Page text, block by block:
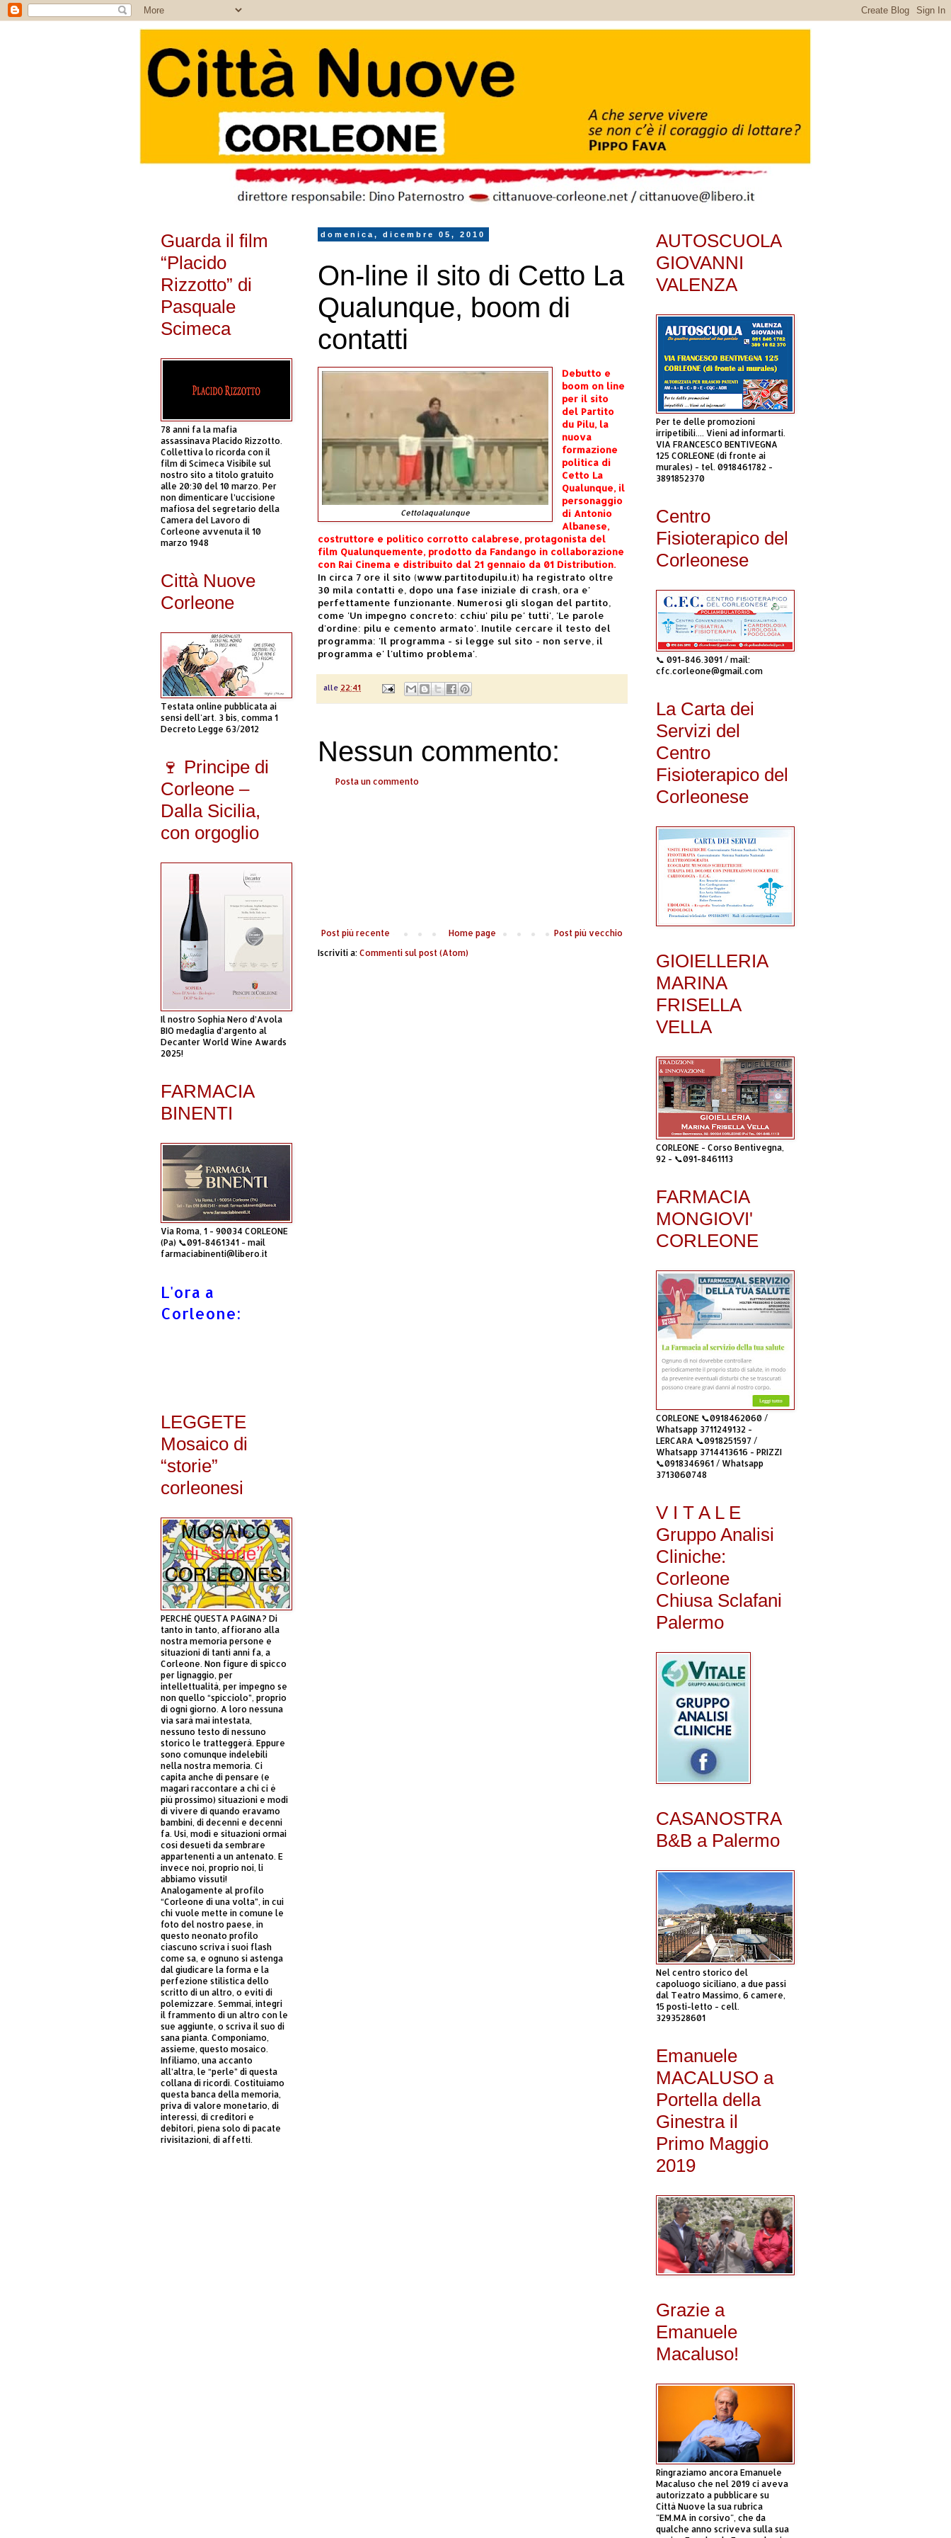
domenica, dicembre 05, 2010
On-line il sito di Cetto La
Qualunque, boom di
contatti
Cettolaqualunque
Debutto e
boom on line
per il sito
del Partito
du Pilu, la
nuova
formazione
politica di
Cetto La
Qualunque, il
personaggio
di Antonio
Albanese,
costruttore e politico corrotto calabrese, protagonista del
film Qualunquemente, prodotto da Fandango in collaborazione
con Rai Cinema e distribuito dal 21 gennaio da 01 Distribution.
In circa 7 ore il sito (www.partitodupilu.it) ha registrato oltre
30 mila contatti e, dopo una fase iniziale di crash, ora e'
perfettamente funzionante. Numerosi gli slogan del partito,
come 'Un impegno concreto: cchiu' pilu pe' tutti', 'Le parole
d'ordine: pilu e cemento armato'. Inutile cercare il testo del
programma: 'Il programma - si legge sul sito - non serve, il
programma e' l'ultimo problema'.
alle 22:41
Nessun commento:
Posta un commento
Post più recente Post più vecchio
Home page
Iscriviti a: Commenti sul post (Atom)
Guarda il film
“Placido
Rizzotto” di
Pasquale
Scimeca
78 anni fa la mafia
assassinava Placido Rizzotto.
Collettiva lo ricorda con il
film di Scimeca Visibile sul
nostro sito a titolo gratuito
alle 20:30 del 10 marzo. Per
non dimenticare l’uccisione
mafiosa del segretario della
Camera del Lavoro di
Corleone avvenuta il 10
marzo 1948
Città Nuove
Corleone
Testata online pubblicata ai
sensi dell'art. 3 bis, comma 1
Decreto Legge 63/2012
🍷 Principe di
Corleone –
Dalla Sicilia,
con orgoglio
Il nostro Sophia Nero d’Avola
BIO medaglia d’argento al
Decanter World Wine Awards
2025!
FARMACIA
BINENTI
Via Roma, 1 - 90034 CORLEONE
(Pa) 📞091-8461341 - mail
farmaciabinenti@libero.it
L'ora a
Corleone:
LEGGETE
Mosaico di
“storie”
corleonesi
PERCHÈ QUESTA PAGINA? Di
tanto in tanto, affiorano alla
nostra memoria persone e
situazioni di tanti anni fa, a
Corleone. Non figure di spicco
per lignaggio, per
intellettualità, per impegno se
non quello “spicciolo”, proprio
di ogni giorno. A loro nessuna
via sarà mai intestata,
nessuno testo di nessuno
storico le tratteggerà. Eppure
sono comunque indelebili
nella nostra memoria. Ci
capita anche di pensare (e
magari raccontare a chi ci è
più prossimo) situazioni e modi
di vivere di quando eravamo
bambini, di decenni e decenni
fa. Usi, modi e situazioni ormai
così desueti da sembrare
appartenenti a un antenato. E
invece noi, proprio noi, li
abbiamo vissuti!
Analogamente al profilo
“Corleone di una volta”, in cui
chi vuole mette in comune le
foto del nostro paese, in
questo neonato profilo
ciascuno scriva i suoi flash
come sa, e ognuno si astenga
dal giudicare la forma e la
perfezione stilistica dello
scritto di un altro, o eviti di
polemizzare. Semmai, integri
il frammento di un altro con le
sue aggiunte, o scriva il suo di
sana pianta. Componiamo,
assieme, questo mosaico.
Infiliamo, una accanto
all’altra, le “perle” di questa
collana di ricordi. Costituiamo
questa banca della memoria,
priva di valore monetario, di
interessi, di creditori e
debitori, piena solo di pacate
rivisitazioni, di affetti.
AUTOSCUOLA
GIOVANNI
VALENZA
Per te delle promozioni
irripetibili.... Vieni ad informarti.
VIA FRANCESCO BENTIVEGNA
125 CORLEONE (di fronte ai
murales) - tel. 0918461782 -
3891852370
Centro
Fisioterapico del
Corleonese
📞 091-846.3091 / mail:
cfc.corleone@gmail.com
La Carta dei
Servizi del
Centro
Fisioterapico del
Corleonese
GIOIELLERIA
MARINA
FRISELLA
VELLA
CORLEONE - Corso Bentivegna,
92 - 📞091-8461113
FARMACIA
MONGIOVI'
CORLEONE
CORLEONE 📞0918462060 /
Whatsapp 3711249132 -
LERCARA 📞0918251597 /
Whatsapp 3714413616 - PRIZZI
📞0918346961 / Whatsapp
3713060748
V I T A L E
Gruppo Analisi
Cliniche:
Corleone
Chiusa Sclafani
Palermo
CASANOSTRA
B&B a Palermo
Nel centro storico del
capoluogo siciliano, a due passi
dal Teatro Massimo, 6 camere,
15 posti-letto - cell.
3293528601
Emanuele
MACALUSO a
Portella della
Ginestra il
Primo Maggio
2019
Grazie a
Emanuele
Macaluso!
Ringraziamo ancora Emanuele
Macaluso che nel 2019 ci aveva
autorizzato a pubblicare su
Città Nuove la sua rubrica
"EM.MA in corsivo", che da
qualche anno scriveva sulla sua